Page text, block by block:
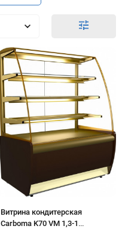
Витрина кондитерская
Carboma K70 VM 1,3-1